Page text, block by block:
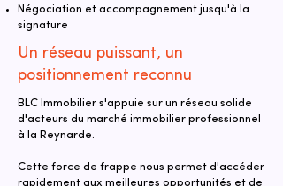
Négociation et accompagnement jusqu'à la
signature
Un réseau puissant, un
positionnement reconnu
BLC Immobilier s'appuie sur un réseau solide
d'acteurs du marché immobilier professionnel
à la Reynarde.
Cette force de frappe nous permet d'accéder
rapidement aux meilleures opportunités et de